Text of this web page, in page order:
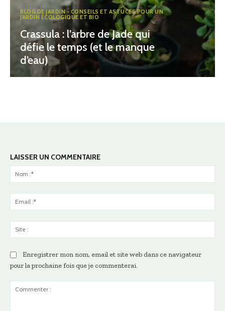
BLOG DE JARDIN - CONSEILS ET ASTUCES POUR UN
JARDIN ÉCOLOGIQUE ET BIO
Crassula : l’arbre de Jade qui
défie le temps (et le manque
d’eau)
LAISSER UN COMMENTAIRE
Enregistrer mon nom, email et site web dans ce navigateur
pour la prochaine fois que je commenterai.